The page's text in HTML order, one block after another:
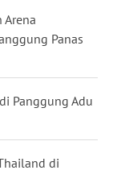
Arena
Panas
Panggung Adu
di